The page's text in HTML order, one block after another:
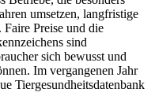
umsetzen, langfristige
Preise und die
sind
sich bewusst und
Im vergangenen Jahr
Tiergesundheitsdatenbank